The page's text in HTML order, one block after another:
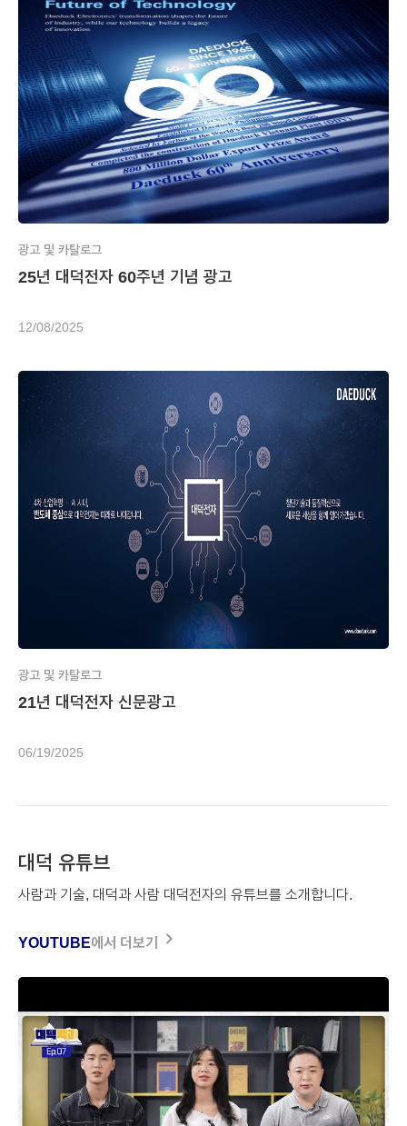
광고 및 카탈로그
25년 대덕전자 60주년 기념 광고
12/08/2025
광고 및 카탈로그
21년 대덕전자 신문광고
06/19/2025
대덕 유튜브
사람과 기술, 대덕과 사람 대덕전자의 유튜브를 소개합니다.
YOUTUBE에서 더보기 navigate_next